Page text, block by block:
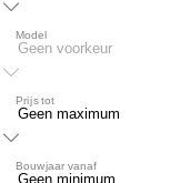
Model
Prijs tot
Bouwjaar vanaf